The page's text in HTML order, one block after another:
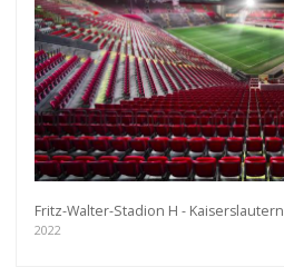
Fritz-Walter-Stadion H - Kaiserslautern
2022